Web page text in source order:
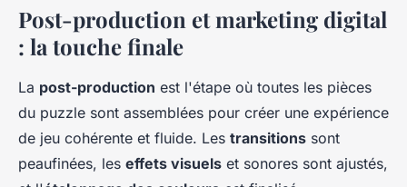
Post-production et marketing digital
: la touche finale
La post-production est l'étape où toutes les pièces
du puzzle sont assemblées pour créer une expérience
de jeu cohérente et fluide. Les transitions sont
peaufinées, les effets visuels et sonores sont ajustés,